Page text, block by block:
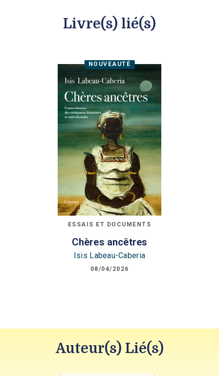
Livre(s) lié(s)
NOUVEAUTÉ
ESSAIS ET DOCUMENTS
Chères ancêtres
Isis Labeau-Caberia
08/04/2026
Auteur(s) Lié(s)